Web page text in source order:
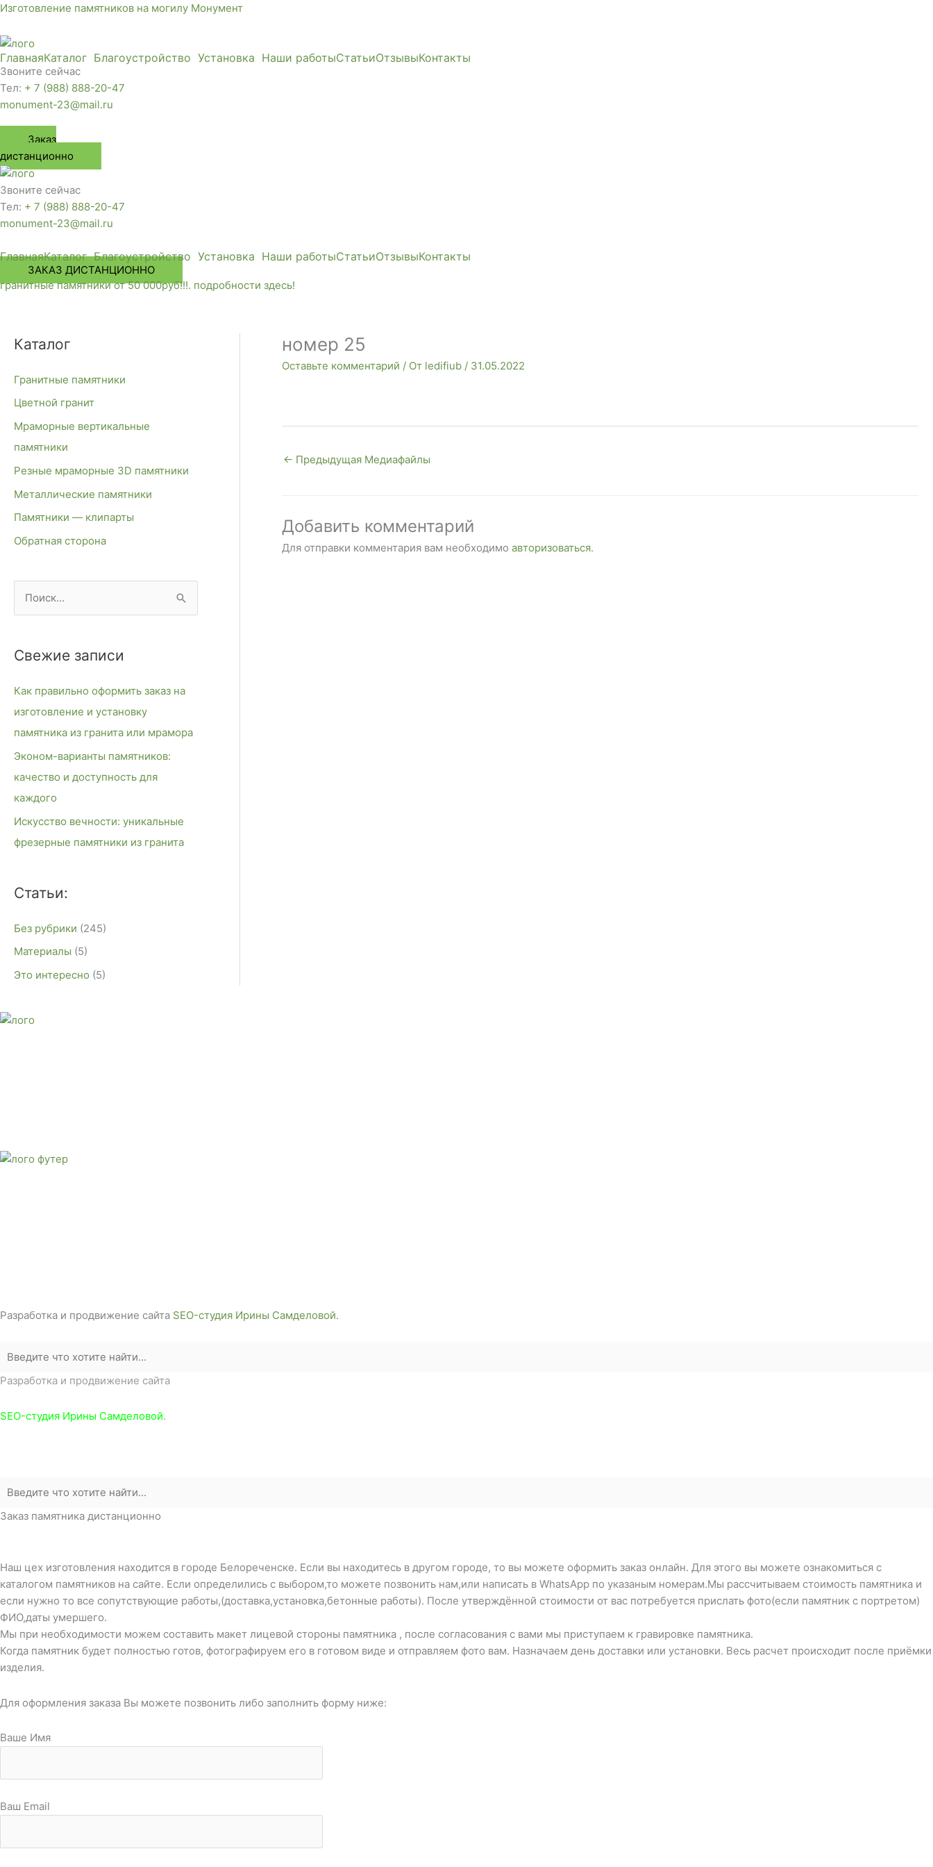
Перейти
содержимому
Изготовление памятников на могилу Монумент
ГлавнаяКаталог Благоустройство Установка Наши работыСтатьиОтзывыКонтакты
Звоните сейчас
Тел: + 7 (988) 888-20-47
monument-23@mail.ru
Заказ
дистанционно
Звоните сейчас
Тел: + 7 (988) 888-20-47
monument-23@mail.ru
ГлавнаяКаталог Благоустройство Установка Наши работыСтатьиОтзывыКонтакты
ЗАКАЗ ДИСТАНЦИОННО
гранитные памятники от 50 000руб!!!. подробности здесь!
Каталог
Гранитные памятники
Цветной гранит
Мраморные вертикальные
памятники
Резные мраморные 3D памятники
Металлические памятники
Памятники — клипарты
Обратная сторона
с
к
Свежие записи
Как правильно оформить заказ на
изготовление и установку
памятника из гранита или мрамора
Эконом-варианты памятников:
качество и доступность для
каждого
Искусство вечности: уникальные
фрезерные памятники из гранита
Статьи:
Без рубрики (245)
Материалы (5)
Это интересно (5)
номер 25
Оставьте комментарий / От ledifiub / 31.05.2022
← Предыдущая Медиафайлы
Добавить комментарий
Для отправки комментария вам необходимо авторизоваться.
Разработка и продвижение сайта SEO-студия Ирины Самделовой.
Разработка и продвижение сайта
SEO-студия Ирины Самделовой.
Заказ памятника дистанционно
Наш цех изготовления находится в городе Белореченске. Если вы находитесь в другом городе, то вы можете оформить заказ онлайн. Для этого вы можете ознакомиться с
каталогом памятников на сайте. Если определились с выбором,то можете позвонить нам,или написать в WhatsApp по указаным номерам.Мы рассчитываем стоимость памятника и
если нужно то все сопутствующие работы,(доставка,установка,бетонные работы). После утверждённой стоимости от вас потребуется прислать фото(если памятник с портретом)
ФИО,даты умершего.
Мы при необходимости можем составить макет лицевой стороны памятника , после согласования с вами мы приступаем к гравировке памятника.
Когда памятник будет полностью готов, фотографируем его в готовом виде и отправляем фото вам. Назначаем день доставки или установки. Весь расчет происходит после приёмки
изделия.
Для оформления заказа Вы можете позвонить либо заполнить форму ниже:
Ваше Имя
Ваш Email